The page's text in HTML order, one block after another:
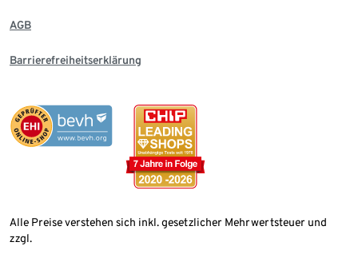
AGB
Barrierefreiheitserklärung
Alle Preise verstehen sich inkl. gesetzlicher Mehrwertsteuer und
zzgl.